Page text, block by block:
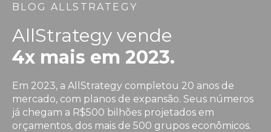
BLOG ALLSTRATEGY
AllStrategy vende
4x mais em 2023.
Em 2023, a AllStrategy completou 20 anos de
mercado, com planos de expansão. Seus números
já chegam a R$500 bilhões projetados em
orçamentos, dos mais de 500 grupos econômicos.